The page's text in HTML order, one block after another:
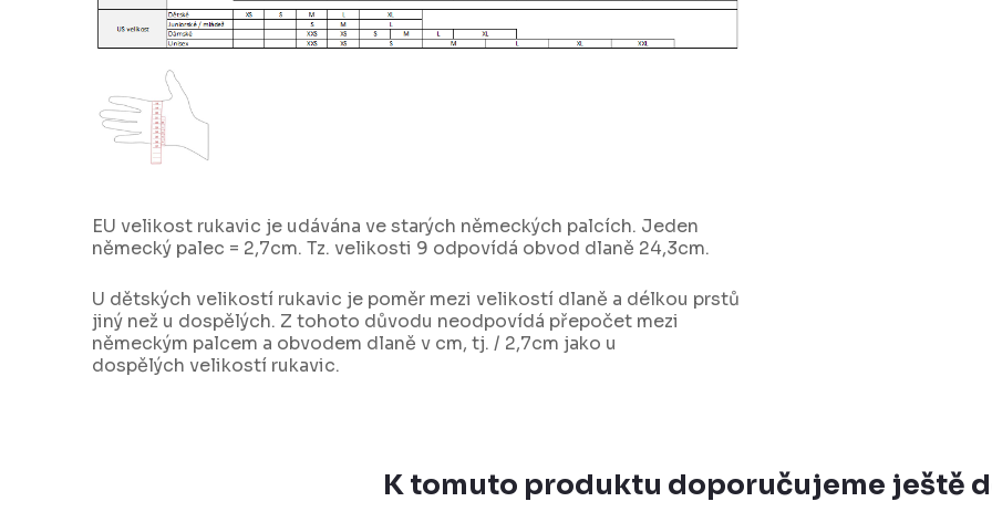
EU velikost rukavic je udávána ve starých německých palcích. Jeden
německý palec = 2,7cm. Tz. velikosti 9 odpovídá obvod dlaně 24,3cm.
U dětských velikostí rukavic je poměr mezi velikostí dlaně a délkou prstů
jiný než u dospělých. Z tohoto důvodu neodpovídá přepočet mezi
německým palcem a obvodem dlaně v cm, tj. / 2,7cm jako u
dospělých velikostí rukavic.
K tomuto produktu doporučujeme ještě